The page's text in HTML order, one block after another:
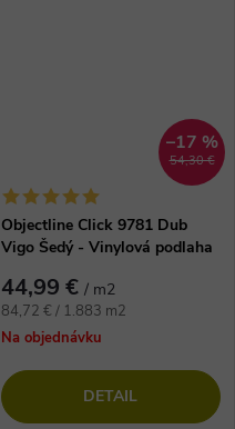
54,30 €
–17 %
Objectline Click 9781 Dub
Vigo Šedý - Vinylová podlaha
44,99 € / m2
Jednotková
cena:
84,72 € / 1.883 m2
Na objednávku
DETAIL